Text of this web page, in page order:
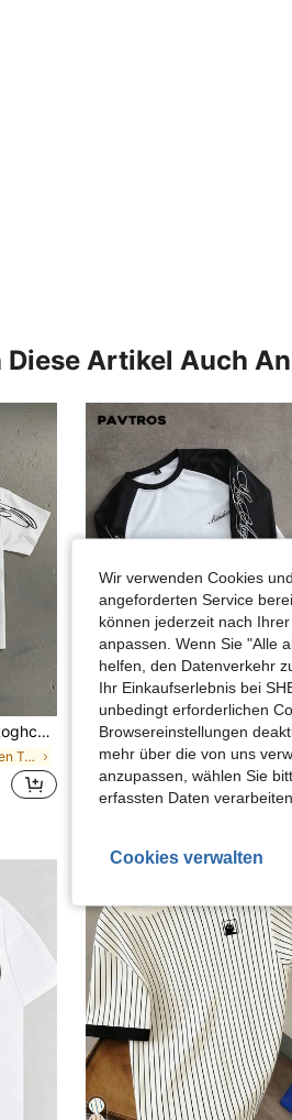
Diese Artikel Auch
Lässig, Kurzarm, Sommer
in Grafik Herren T-Shirts
31
PAVTROS
EU Warehouse -1% PAVTROS Herren Loose Fit Raglan Ärmel T-Shirt, Schwarz & Weiß Kontrast, handgeschriebener englischer Grafikdruck Langarm Herren Herren Langarm T-Shirt Baseball Tee Herren Baseball Shirt Jersey Langarm Old Money, Alltags Lässig, Wochenendausflüge, Outdoor-Aktivitäten, Reiseexpeditionen, entspannte Arbeitsumgebungen oder halbformelle Anlässe, Freund/Ehemann
20,78€ 20,99€
Wir verwenden Cookies
angeforderten Service
können jederzeit nach
anpassen. Wenn Sie "Alle
helfen, den Datenverkehr
Ihr Einkaufserlebnis bei
unbedingt erforderlichen
Browsereinstellungen
mehr über die von uns
anzupassen, wählen Sie
erfassten Daten verarbeiten,
Cookies verwalten